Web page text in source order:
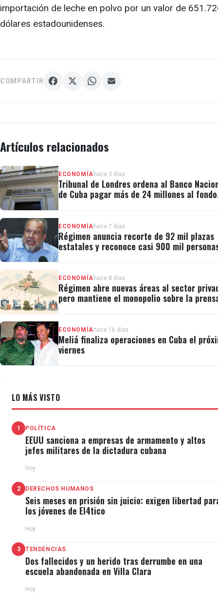
importación de leche en polvo por un valor de
dólares estadounidenses.
COMPARTIR
Artículos relacionados
ECONOMÍA hace 3 días
Tribunal de Londres ordena al Banco
de Cuba pagar más de 24 millones al fondo
ECONOMÍA hace 7 días
Régimen anuncia recorte de 92 mil plazas
estatales y reconoce casi 900 mil
ECONOMÍA hace 8 días
Régimen abre nuevas áreas al sector
pero mantiene el monopolio sobre la
ECONOMÍA hace 16 días
Meliá finaliza operaciones en Cuba el
viernes
LO MÁS VISTO
1 POLÍTICA
EEUU sanciona a empresas de armamento y altos
jefes militares de la dictadura cubana
Hoy
2 DERECHOS HUMANOS
Seis meses en prisión sin juicio: exigen libertad
los jóvenes de El4tico
Hoy
3 TENDENCIAS
Dos fallecidos y un herido tras derrumbe en una
escuela abandonada en Villa Clara
Hoy